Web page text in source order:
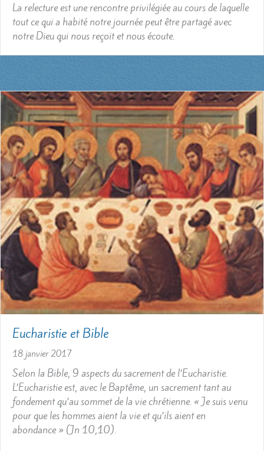
La relecture est une rencontre privilégiée au cours de laquelle
tout ce qui a habité notre journée peut être partagé avec
notre Dieu qui nous reçoit et nous écoute.
Eucharistie et Bible
18 janvier 2017
Selon la Bible, 9 aspects du sacrement de l’Eucharistie.
L’Eucharistie est, avec le Baptême, un sacrement tant au
fondement qu’au sommet de la vie chrétienne. « Je suis venu
pour que les hommes aient la vie et qu’ils aient en
abondance » (Jn 10,10).